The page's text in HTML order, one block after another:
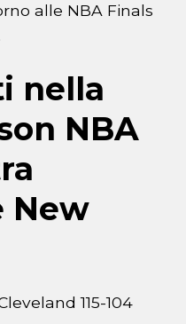
alle NBA Finals
nella
NBA
New
115-104